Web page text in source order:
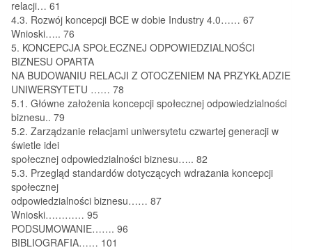
relacji… 61
4.3. Rozwój koncepcji BCE w dobie Industry 4.0…… 67
Wnioski….. 76
5. KONCEPCJA SPOŁECZNEJ ODPOWIEDZIALNOŚCI
BIZNESU OPARTA
NA BUDOWANIU RELACJI Z OTOCZENIEM NA PRZYKŁADZIE
UNIWERSYTETU …… 78
5.1. Główne założenia koncepcji społecznej odpowiedzialności
biznesu.. 79
5.2. Zarządzanie relacjami uniwersytetu czwartej generacji w
świetle idei
społecznej odpowiedzialności biznesu….. 82
5.3. Przegląd standardów dotyczących wdrażania koncepcji
społecznej
odpowiedzialności biznesu…… 87
Wnioski………… 95
PODSUMOWANIE……. 96
BIBLIOGRAFIA…… 101